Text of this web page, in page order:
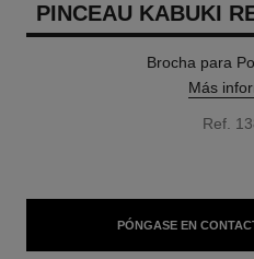
PINCEAU KABUKI
Brocha para
Más
Ref.
PÓNGASE EN